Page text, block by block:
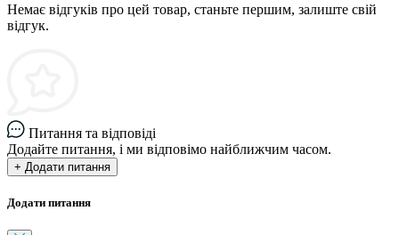
Немає відгуків про цей товар, станьте першим, залиште свій
відгук.
Питання та відповіді
Додайте питання, і ми відповімо найближчим часом.
+ Додати питання
Додати питання